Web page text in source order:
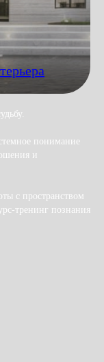
понимание
и
с пространством
тренинг познания